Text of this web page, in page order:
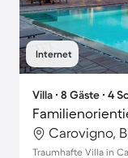
Internet
Villa ∙ 8 Gäste ∙ 4
Carovigno,
Traumhafte Villa in